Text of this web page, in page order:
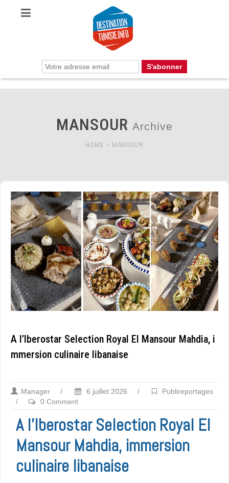
MANSOUR Archive
HOME > MANSOUR
A l’Iberostar Selection Royal El Mansour Mahdia, i
mmersion culinaire libanaise
Manager / 6 juillet 2026 /
Publireportages
/
0 Comment
A l’Iberostar Selection Royal El
Mansour Mahdia, immersion
culinaire libanaise